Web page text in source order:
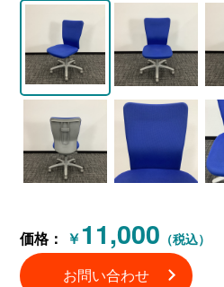
価格： ￥ 11,000 （税込）
お問い合わせ